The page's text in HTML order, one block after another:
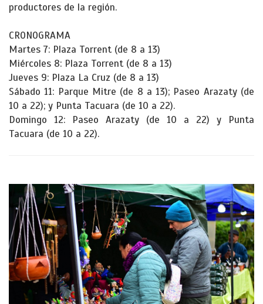
productores de la región.
CRONOGRAMA
Martes 7: Plaza Torrent (de 8 a 13)
Miércoles 8: Plaza Torrent (de 8 a 13)
Jueves 9: Plaza La Cruz (de 8 a 13)
Sábado 11: Parque Mitre (de 8 a 13); Paseo Arazaty (de
10 a 22); y Punta Tacuara (de 10 a 22).
Domingo 12: Paseo Arazaty (de 10 a 22) y Punta
Tacuara (de 10 a 22).